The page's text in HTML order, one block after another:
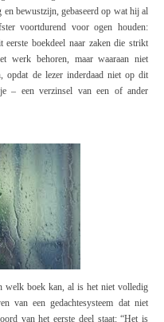
bewustzijn, gebaseerd op wat hij al
voortdurend voor ogen houden:
boekdeel naar zaken die strikt
werk behoren, maar waaraan niet
opdat de lezer inderdaad niet op dit
– een verzinsel van een of ander
welk boek kan, al is het niet volledig
van een gedachtesysteem dat niet
van het eerste deel staat: “Het is